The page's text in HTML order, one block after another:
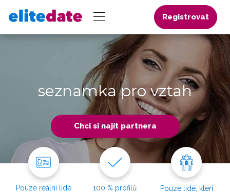
Registrovat
seznamka pro vztah
Chci si najít partnera
Pouze reální lidé
100 % profilů
Pouze lidé, kteří